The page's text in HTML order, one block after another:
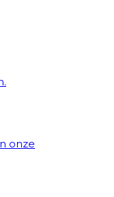
onze